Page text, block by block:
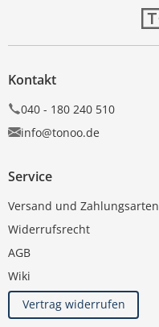
Kontakt
040 - 180 240 510
info@tonoo.de
Service
Versand und Zahlungsarten
Widerrufsrecht
AGB
Wiki
Vertrag widerrufen